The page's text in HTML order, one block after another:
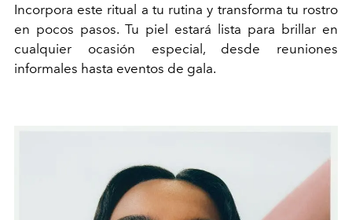
Incorpora este ritual a tu rutina y transforma tu rostro
en pocos pasos. Tu piel estará lista para brillar en
cualquier ocasión especial, desde reuniones
informales hasta eventos de gala.